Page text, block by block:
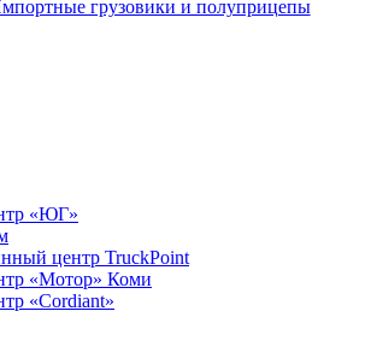
«ЮГ»
центр TruckPoint
«Мотор» Коми
«Cordiant»